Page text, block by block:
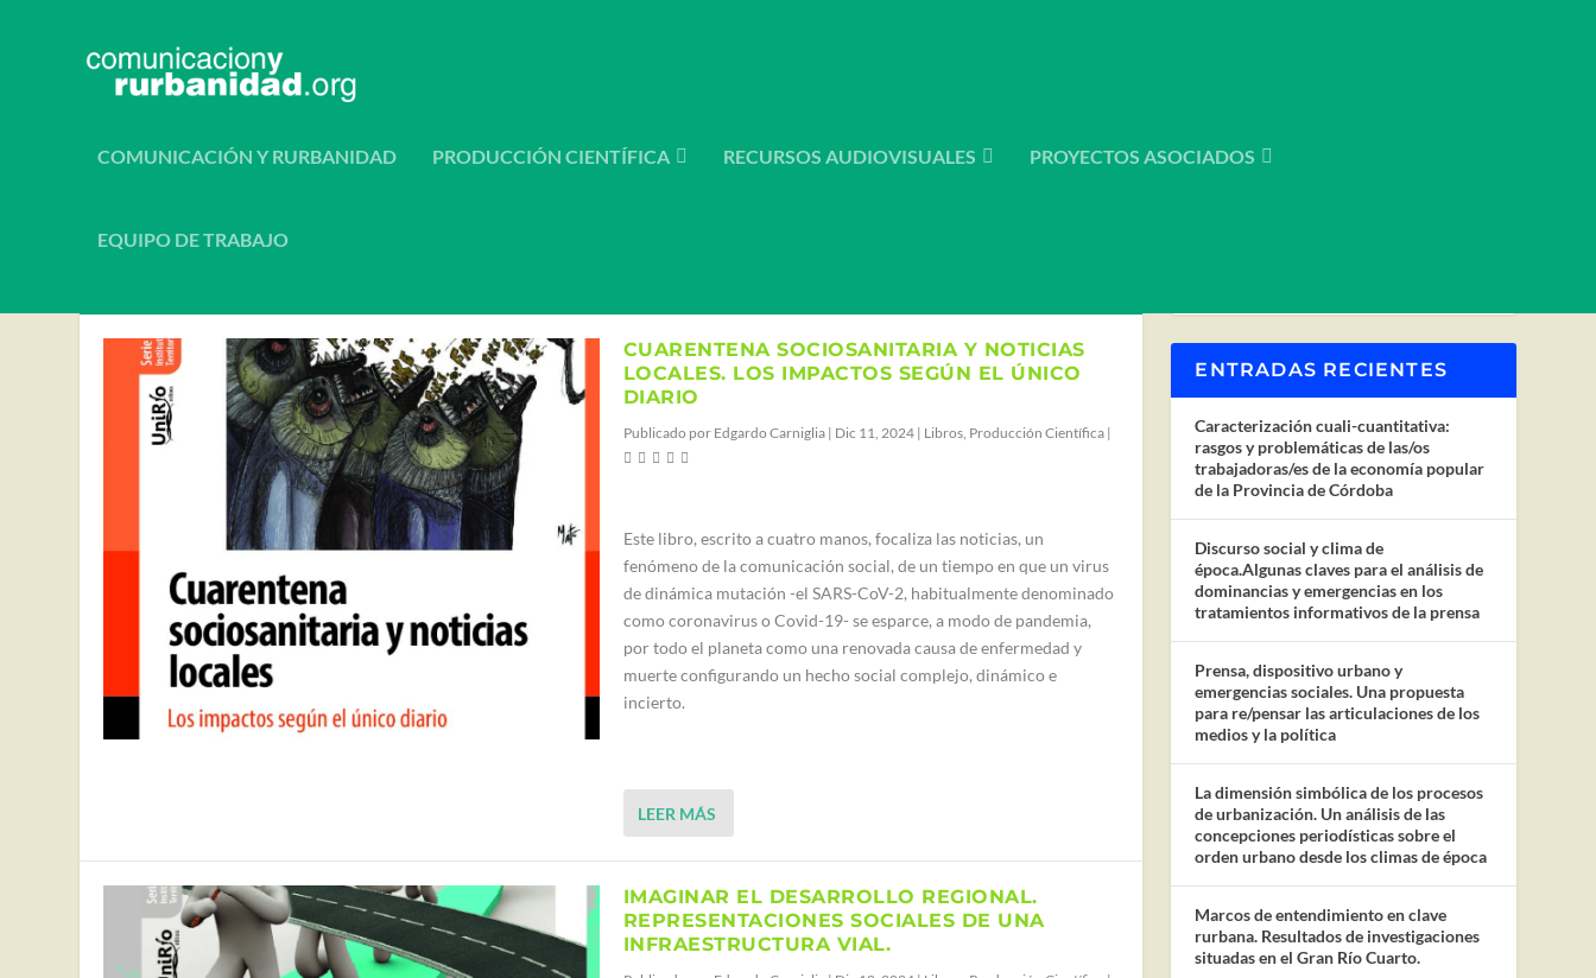
COMUNICACIÓN Y RURBANIDAD PRODUCCIÓN CIENTÍFICA RECURSOS AUDIOVISUALES PROYECTOS ASOCIADOS
EQUIPO DE TRABAJO
CUARENTENA SOCIOSANITARIA Y NOTICIAS
LOCALES. LOS IMPACTOS SEGÚN EL ÚNICO
DIARIO
Publicado por Edgardo Carniglia| Dic 11, 2024| Libros, Producción Científica|
Este libro, escrito a cuatro manos, focaliza las noticias, un
fenómeno de la comunicación social, de un tiempo en que un virus
de dinámica mutación -el SARS-CoV-2, habitualmente denominado
como coronavirus o Covid-19- se esparce, a modo de pandemia,
por todo el planeta como una renovada causa de enfermedad y
muerte configurando un hecho social complejo, dinámico e
incierto.
LEER MÁS
IMAGINAR EL DESARROLLO REGIONAL.
REPRESENTACIONES SOCIALES DE UNA
INFRAESTRUCTURA VIAL.
ENTRADAS RECIENTES
Caracterización cuali-cuantitativa:
rasgos y problemáticas de las/os
trabajadoras/es de la economía popular
de la Provincia de Córdoba
Discurso social y clima de
época.Algunas claves para el análisis de
dominancias y emergencias en los
tratamientos informativos de la prensa
Prensa, dispositivo urbano y
emergencias sociales. Una propuesta
para re/pensar las articulaciones de los
medios y la política
La dimensión simbólica de los procesos
de urbanización. Un análisis de las
concepciones periodísticas sobre el
orden urbano desde los climas de época
Marcos de entendimiento en clave
rurbana. Resultados de investigaciones
situadas en el Gran Río Cuarto.